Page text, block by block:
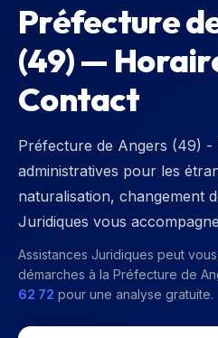
Préfecture
(49) —
Contact
Préfecture de Angers (49) -
administratives pour les
naturalisation, changement
Juridiques vous
Assistances Juridiques peut
démarches à la Préfecture de
62 72 pour une analyse gratuite.